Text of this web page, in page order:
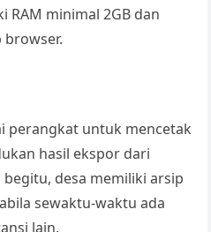
RAM minimal 2GB dan
perangkat untuk mencetak
hasil ekspor dari
begitu, desa memiliki arsip
sewaktu-waktu ada
lain.